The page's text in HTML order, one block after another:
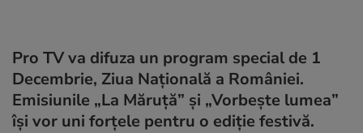
Pro TV va difuza un program special de 1
Decembrie, Ziua Națională a României.
Emisiunile „La Măruță” și „Vorbește lumea”
își vor uni forțele pentru o ediție festivă.